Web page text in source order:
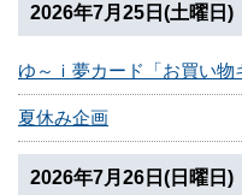
2026年7月25日(土曜日)
ゆ～ｉ夢カード「お買い物
夏休み企画
2026年7月26日(日曜日)